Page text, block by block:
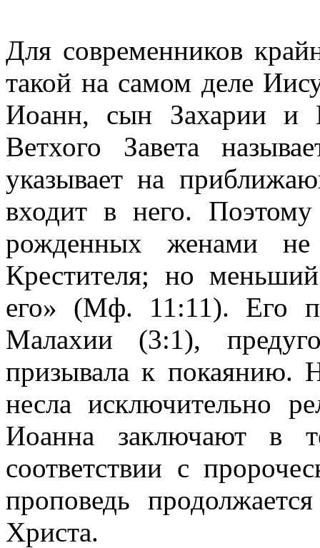
Для современников
такой на самом деле
Иоанн, сын Захарии и
Ветхого Завета
указывает на
входит в него.
рожденных женами не
Крестителя; но
его» (Мф. 11:11). Его
Малахии (3:1),
призывала к покаянию.
несла исключительно
Иоанна заключают в
соответствии с
проповедь
Христа.